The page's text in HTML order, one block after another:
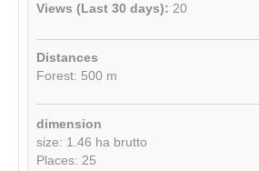
Views (Last 30 days): 20
Distances
Forest: 500 m
dimension
size: 1.46 ha brutto
Places: 25